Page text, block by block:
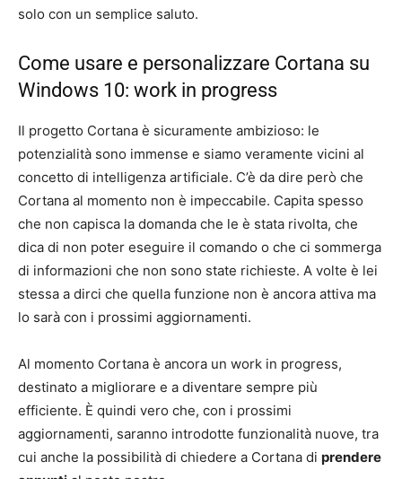
solo con un semplice saluto.
Come usare e personalizzare Cortana su
Windows 10: work in progress
Il progetto Cortana è sicuramente ambizioso: le
potenzialità sono immense e siamo veramente vicini al
concetto di intelligenza artificiale. C’è da dire però che
Cortana al momento non è impeccabile. Capita spesso
che non capisca la domanda che le è stata rivolta, che
dica di non poter eseguire il comando o che ci sommerga
di informazioni che non sono state richieste. A volte è lei
stessa a dirci che quella funzione non è ancora attiva ma
lo sarà con i prossimi aggiornamenti.
Al momento Cortana è ancora un work in progress,
destinato a migliorare e a diventare sempre più
efficiente. È quindi vero che, con i prossimi
aggiornamenti, saranno introdotte funzionalità nuove, tra
cui anche la possibilità di chiedere a Cortana di prendere